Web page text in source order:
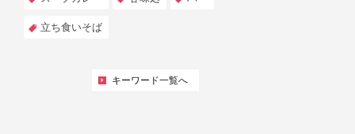
立ち食いそば
キーワード一覧へ